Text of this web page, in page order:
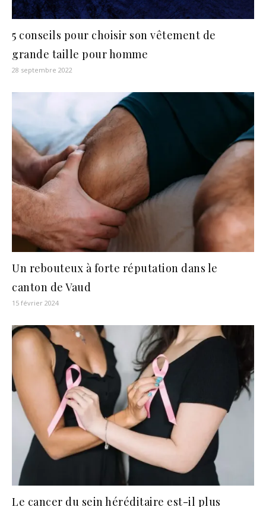
5 conseils pour choisir son vêtement de
grande taille pour homme
28 septembre 2022
Un rebouteux à forte réputation dans le
canton de Vaud
15 février 2024
Le cancer du sein héréditaire est-il plus